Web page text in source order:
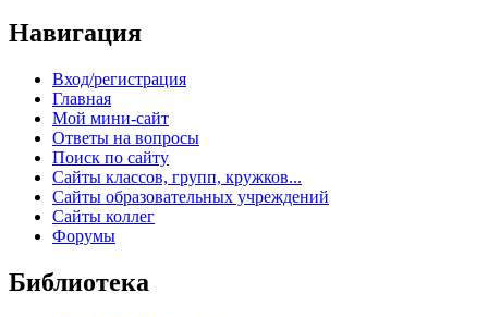
Навигация
Вход/регистрация
Главная
Мой мини-сайт
Ответы на вопросы
Поиск по сайту
Сайты классов, групп, кружков...
Сайты образовательных учреждений
Сайты коллег
Форумы
Библиотека